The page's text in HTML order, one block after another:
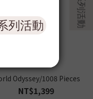
Odyssey/1008 Pieces
NT$1,399